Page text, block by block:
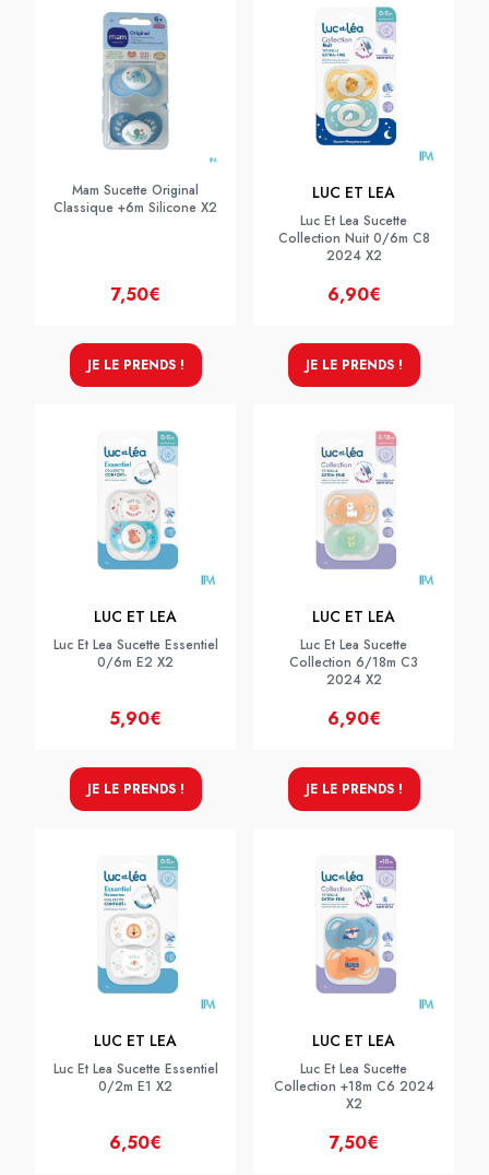
Mam Sucette Original
Classique +6m Silicone X2
7,50€
JE LE PRENDS !
LUC ET LEA
Luc Et Lea Sucette
Collection Nuit 0/6m C8
2024 X2
6,90€
JE LE PRENDS !
LUC ET LEA
Luc Et Lea Sucette Essentiel
0/6m E2 X2
5,90€
JE LE PRENDS !
LUC ET LEA
Luc Et Lea Sucette
Collection 6/18m C3
2024 X2
6,90€
JE LE PRENDS !
LUC ET LEA
Luc Et Lea Sucette Essentiel
0/2m E1 X2
6,50€
LUC ET LEA
Luc Et Lea Sucette
Collection +18m C6 2024
X2
7,50€